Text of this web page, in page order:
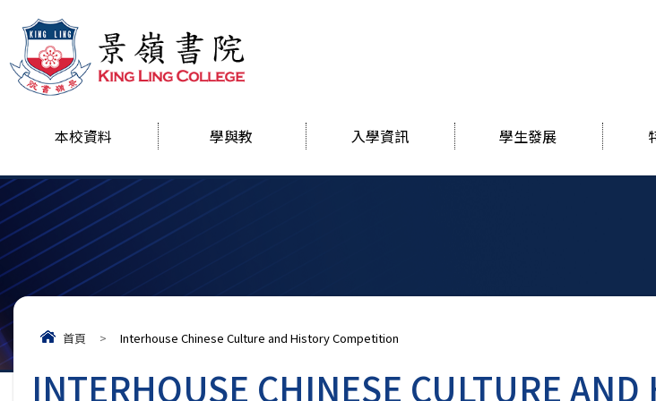
本校資料 學與教 入學資訊 學生發展
首頁 > Interhouse Chinese Culture and History Competition
INTERHOUSE CHINESE CULTURE